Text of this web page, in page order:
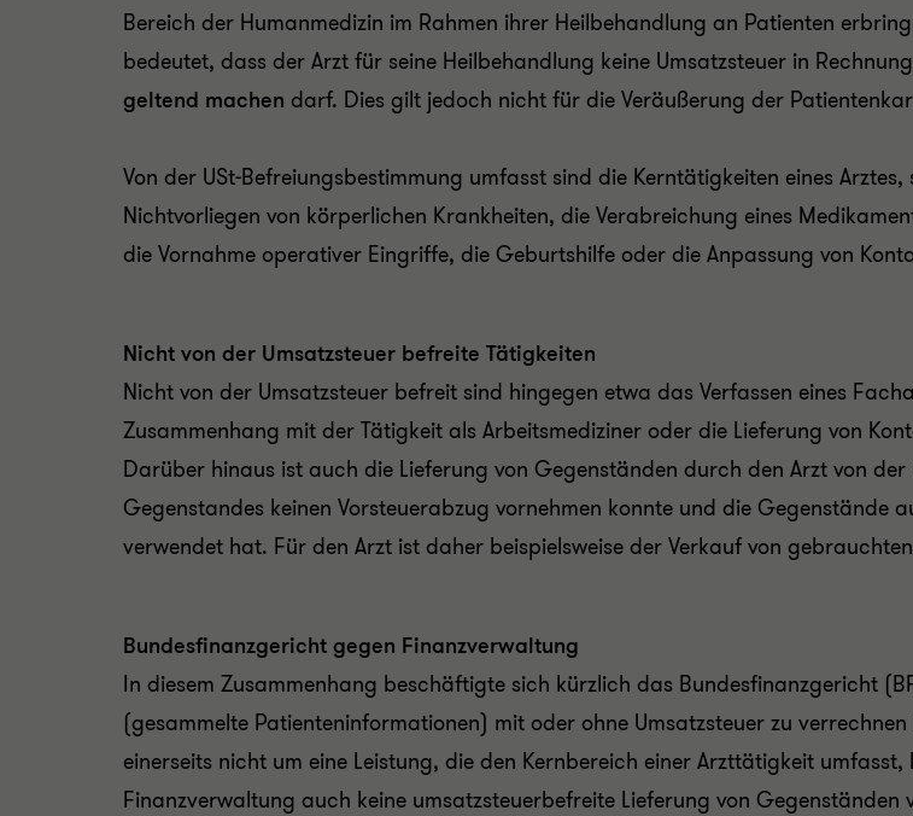
Bereich der Humanmedizin im Rahmen ihrer Heilbehandlung an Patienten
bedeutet, dass der Arzt für seine Heilbehandlung keine Umsatzsteuer in
geltend machen darf. Dies gilt jedoch nicht für die Veräußerung der
Von der USt-Befreiungsbestimmung umfasst sind die Kerntätigkeiten eines
Nichtvorliegen von körperlichen Krankheiten, die Verabreichung eines
die Vornahme operativer Eingriffe, die Geburtshilfe oder die Anpassung von
Nicht von der Umsatzsteuer befreite Tätigkeiten
Nicht von der Umsatzsteuer befreit sind hingegen etwa das Verfassen eines
Zusammenhang mit der Tätigkeit als Arbeitsmediziner oder die Lieferung von
Darüber hinaus ist auch die Lieferung von Gegenständen durch den Arzt von
Gegenstandes keinen Vorsteuerabzug vornehmen konnte und die Gegenstände
verwendet hat. Für den Arzt ist daher beispielsweise der Verkauf von
Bundesfinanzgericht gegen Finanzverwaltung
In diesem Zusammenhang beschäftigte sich kürzlich das Bundesfinanzgericht
(gesammelte Patienteninformationen) mit oder ohne Umsatzsteuer zu
einerseits nicht um eine Leistung, die den Kernbereich einer Arzttätigkeit
Finanzverwaltung auch keine umsatzsteuerbefreite Lieferung von